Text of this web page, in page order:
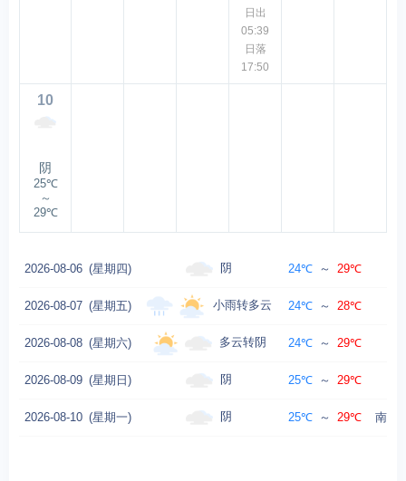
日出
05:39
日落
17:50
10
阴
25℃
～
29℃
2026-08-06 (星期四) 阴 24℃ ～ 29℃
2026-08-07 (星期五) 小雨转多云 24℃ ～ 28℃
2026-08-08 (星期六) 多云转阴 24℃ ～ 29℃
2026-08-09 (星期日) 阴 25℃ ～ 29℃
2026-08-10 (星期一) 阴 25℃ ～ 29℃ 南风